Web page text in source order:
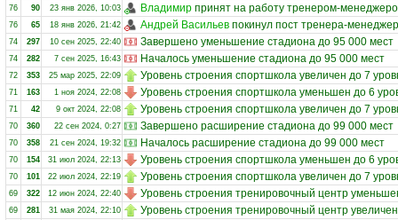
76 90 23 янв 2026, 10:03 Владимир принят на работу тренером-
76 65 18 янв 2026, 21:42 Андрей Васильев покинул пост тренера-
74 297 10 сен 2025, 22:40 Завершено уменьшение стадиона до 95 000 мест
74 282 7 сен 2025, 16:43 Началось уменьшение стадиона до 95 000 мест
72 353 25 мар 2025, 22:09 Уровень строения спортшкола увеличен до 7
71 163 1 ноя 2024, 22:08 Уровень строения спортшкола уменьшен до 6
71 42 9 окт 2024, 22:08 Уровень строения спортшкола увеличен до 7
70 360 22 сен 2024, 0:27 Завершено расширение стадиона до 99 000 мест
70 358 21 сен 2024, 19:32 Началось расширение стадиона до 99 000 мест
70 154 31 июл 2024, 22:13 Уровень строения спортшкола уменьшен до 6
70 101 22 июл 2024, 22:19 Уровень строения спортшкола увеличен до 7
69 322 12 июн 2024, 22:40 Уровень строения тренировочный центр
69 281 31 мая 2024, 22:10 Уровень строения тренировочный центр